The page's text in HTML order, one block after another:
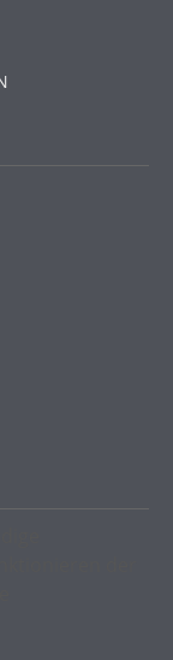
der